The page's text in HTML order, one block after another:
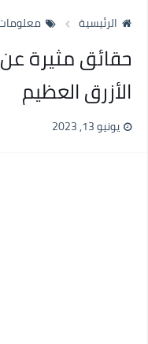
الرئيسية
حقائق مثيرة
الأزرق العظيم
يونيو 13, 2023